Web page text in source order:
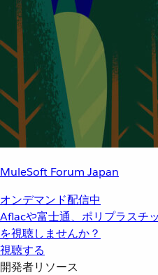
MuleSoft Forum Japan
オンデマンド配信中
Aflacや富士通、ポリプラスチ
を視聴しませんか？
視聴する
開発者リソース